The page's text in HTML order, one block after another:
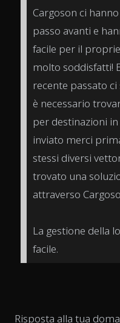
Cargoson ci
passo avanti e
facile per il
molto soddisfatti!
recente passato
è necessario
per destinazioni
inviato merci
stessi diversi
trovato una
attraverso
La gestione della
facile.
Risposta alla tua